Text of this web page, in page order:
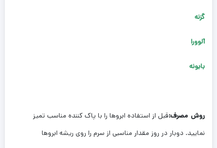
گزنه
آلوورا
بابونه
روش مصرف:قبل از استفاده ابروها را با پاک کننده مناسب تمیز
نمایید. دوبار در روز مقدار مناسبی از سرم را روی ریشه ابروها